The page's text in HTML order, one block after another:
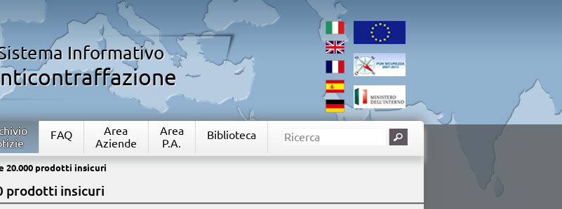
Informativo
FAQ
Area
Aziende
Area
P.A.
Biblioteca
20.000 prodotti insicuri
prodotti insicuri